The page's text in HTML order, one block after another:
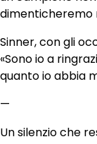
dimenticheremo
Sinner, con gli
«Sono io a
quanto io abbia
—
Un silenzio che